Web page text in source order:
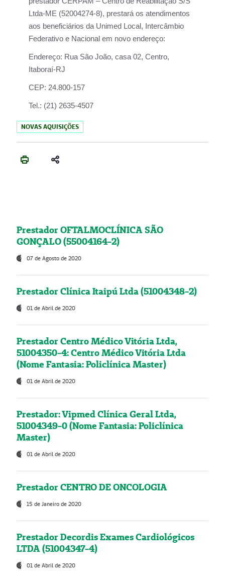
Ltda-ME (52004274-8), prestará os atendimentos
aos beneficiários da Unimed Local, Intercâmbio
Federativo e Nacional em novo endereço:
Endereço: Rua São João, casa 02, Centro,
Itaboraí-RJ
CEP: 24.800-157
Tel.: (21) 2635-4507
NOVAS AQUISIÇÕES
Prestador OFTALMOCLÍNICA SÃO
GONÇALO (55004164-2)
07 de Agosto de 2020
Prestador Clínica Itaipú Ltda (51004348-2)
01 de Abril de 2020
Prestador Centro Médico Vitória Ltda,
51004350-4: Centro Médico Vitória Ltda
(Nome Fantasia: Policlínica Master)
01 de Abril de 2020
Prestador: Vipmed Clínica Geral Ltda,
51004349-0 (Nome Fantasia: Policlínica
Master)
01 de Abril de 2020
Prestador CENTRO DE ONCOLOGIA
15 de Janeiro de 2020
Prestador Decordis Exames Cardiológicos
LTDA (51004347-4)
01 de Abril de 2020